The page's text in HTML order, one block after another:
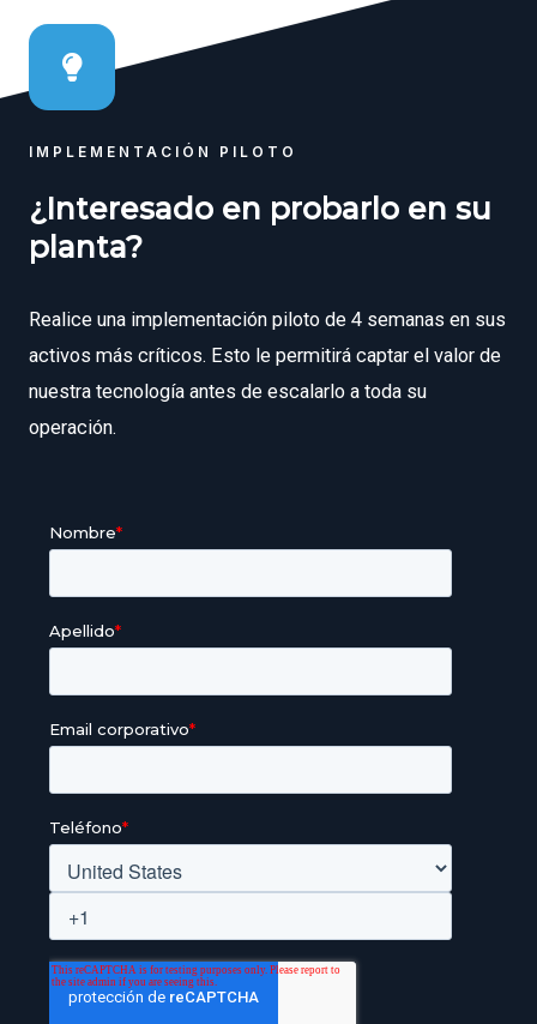
IMPLEMENTACIÓN PILOTO
¿Interesado en probarlo en su
planta?
Realice una implementación piloto de 4 semanas en sus
activos más críticos. Esto le permitirá captar el valor de
nuestra tecnología antes de escalarlo a toda su
operación.